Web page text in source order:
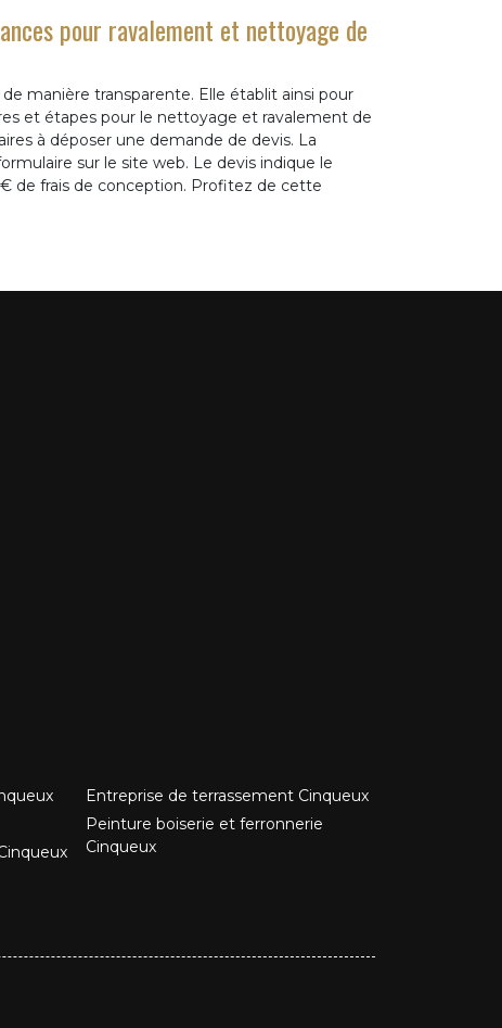
pour ravalement et nettoyage de
manière transparente. Elle établit ainsi pour
et étapes pour le nettoyage et ravalement de
à déposer une demande de devis. La
sur le site web. Le devis indique le
de frais de conception. Profitez de cette
Entreprise de terrassement Cinqueux
Peinture boiserie et ferronnerie
Cinqueux